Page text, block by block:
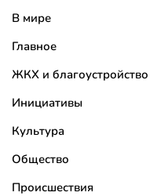
В мире
Главное
ЖКХ и благоустройство
Инициативы
Культура
Общество
Происшествия